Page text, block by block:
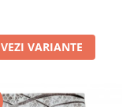
VEZI VARIANTE